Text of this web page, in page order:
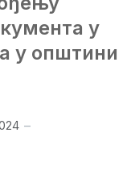
у
у општини